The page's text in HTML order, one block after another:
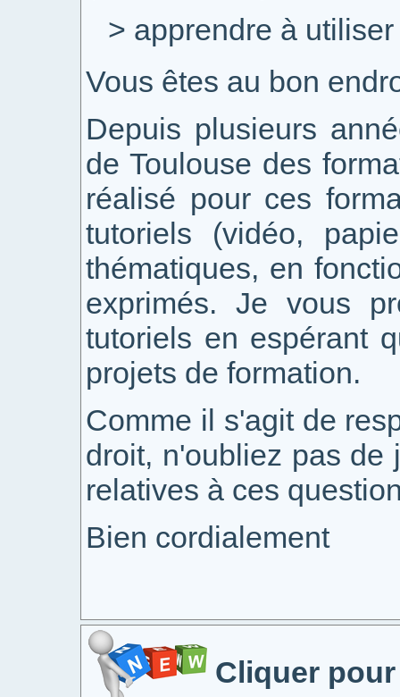
> apprendre à
Vous êtes au bon
Depuis plusieurs
de Toulouse des
réalisé pour ces
tutoriels (vidéo,
thématiques, en
exprimés. Je vous
tutoriels en espérant
projets de formation.
Comme il s'agit de
droit, n'oubliez pas
relatives à ces
Bien cordialement
Cliquer